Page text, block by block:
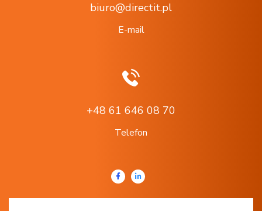
biuro@directit.pl
E-mail
+48 61 646 08 70
Telefon